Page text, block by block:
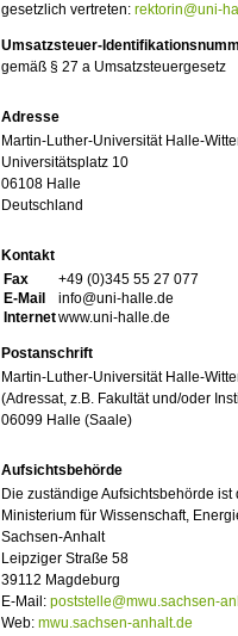
gesetzlich vertreten: rektorin@uni-
Umsatzsteuer-
gemäß § 27 a Umsatzsteuergesetz
Adresse
Martin-Luther-Universität Halle-
Universitätsplatz 10
06108 Halle
Deutschland
Kontakt
Fax
+49 (0)345 55 27 077
E-Mail
info@uni-halle.de
Internetwww.uni-halle.de
Postanschrift
Martin-Luther-Universität Halle-
(Adressat, z.B. Fakultät und/oder
06099 Halle (Saale)
Aufsichtsbehörde
Die zuständige Aufsichtsbehörde ist
Ministerium für Wissenschaft,
Sachsen-Anhalt
Leipziger Straße 58
39112 Magdeburg
E-Mail: poststelle@mwu.sachsen-
Web: mwu.sachsen-anhalt.de